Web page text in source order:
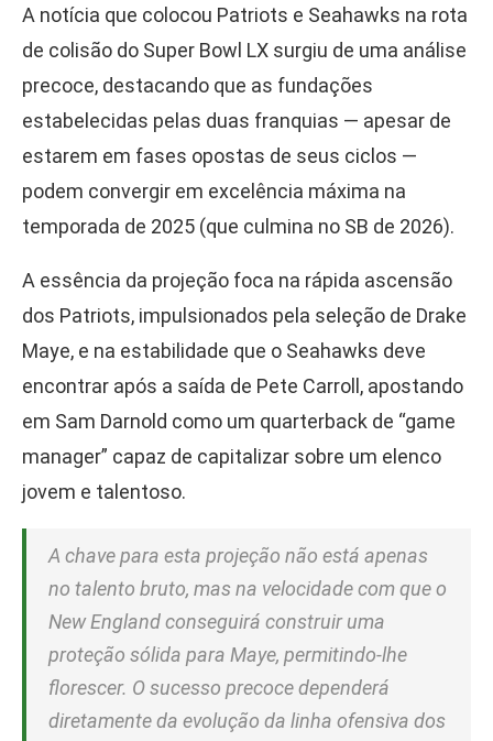
A notícia que colocou Patriots e Seahawks na rota
de colisão do Super Bowl LX surgiu de uma análise
precoce, destacando que as fundações
estabelecidas pelas duas franquias — apesar de
estarem em fases opostas de seus ciclos —
podem convergir em excelência máxima na
temporada de 2025 (que culmina no SB de 2026).
A essência da projeção foca na rápida ascensão
dos Patriots, impulsionados pela seleção de Drake
Maye, e na estabilidade que o Seahawks deve
encontrar após a saída de Pete Carroll, apostando
em Sam Darnold como um quarterback de “game
manager” capaz de capitalizar sobre um elenco
jovem e talentoso.
A chave para esta projeção não está apenas
no talento bruto, mas na velocidade com que o
New England conseguirá construir uma
proteção sólida para Maye, permitindo-lhe
florescer. O sucesso precoce dependerá
diretamente da evolução da linha ofensiva dos